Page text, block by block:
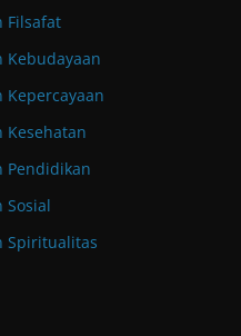
Filsafat
Kebudayaan
Kepercayaan
Kesehatan
Pendidikan
Sosial
Spiritualitas